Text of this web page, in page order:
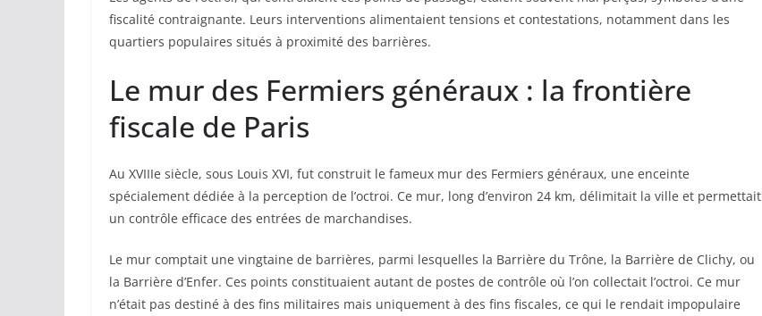
fiscalité contraignante. Leurs interventions alimentaient tensions et contestations, notamment dans les
quartiers populaires situés à proximité des barrières.
Le mur des Fermiers généraux : la frontière
fiscale de Paris
Au XVIIIe siècle, sous Louis XVI, fut construit le fameux mur des Fermiers généraux, une enceinte
spécialement dédiée à la perception de l’octroi. Ce mur, long d’environ 24 km, délimitait la ville et permettait
un contrôle efficace des entrées de marchandises.
Le mur comptait une vingtaine de barrières, parmi lesquelles la Barrière du Trône, la Barrière de Clichy, ou
la Barrière d’Enfer. Ces points constituaient autant de postes de contrôle où l’on collectait l’octroi. Ce mur
n’était pas destiné à des fins militaires mais uniquement à des fins fiscales, ce qui le rendait impopulaire